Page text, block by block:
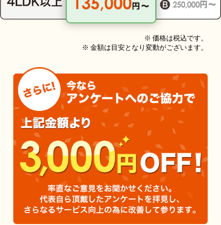
※ 価格は税込です。
※ 金額は目安となり変動がございます。